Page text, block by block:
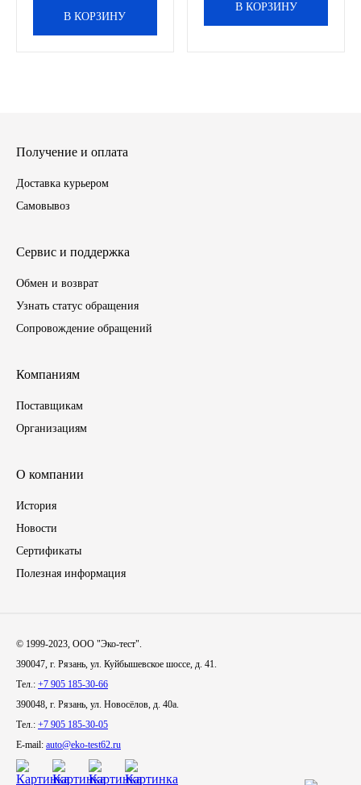
OIL RIGHT
ЗИЛ
ВАЗ
КАМАЗ
ГАЗ
ПАЗ, КАВЗ
ММЗ
ЛИАЗ
Фильтры
В КОРЗИНУ
В КОРЗИНУ
Получение и оплата
Доставка курьером
Самовывоз
Сервис и поддержка
Обмен и возврат
Узнать статус обращения
Сопровождение обращений
Компаниям
Поставщикам
Организациям
О компании
История
Новости
Сертификаты
Полезная информация
© 1999-2023, ООО "Эко-тест".
390047, г. Рязань, ул. Куйбышевское шоссе, д. 41.
Тел.: +7 905 185-30-66
390048, г. Рязань, ул. Новосёлов, д. 40а.
Тел.: +7 905 185-30-05
E-mail: auto@eko-test62.ru